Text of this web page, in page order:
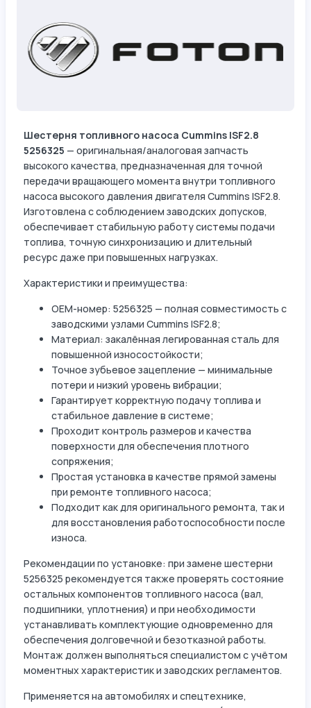
Шестерня топливного насоса Cummins ISF2.8
5256325 — оригинальная/аналоговая запчасть
высокого качества, предназначенная для точной
передачи вращающего момента внутри топливного
насоса высокого давления двигателя Cummins ISF2.8.
Изготовлена с соблюдением заводских допусков,
обеспечивает стабильную работу системы подачи
топлива, точную синхронизацию и длительный
ресурс даже при повышенных нагрузках.
Характеристики и преимущества:
OEM-номер: 5256325 — полная совместимость с
заводскими узлами Cummins ISF2.8;
Материал: закалённая легированная сталь для
повышенной износостойкости;
Точное зубьевое зацепление — минимальные
потери и низкий уровень вибрации;
Гарантирует корректную подачу топлива и
стабильное давление в системе;
Проходит контроль размеров и качества
поверхности для обеспечения плотного
сопряжения;
Простая установка в качестве прямой замены
при ремонте топливного насоса;
Подходит как для оригинального ремонта, так и
для восстановления работоспособности после
износа.
Рекомендации по установке: при замене шестерни
5256325 рекомендуется также проверять состояние
остальных компонентов топливного насоса (вал,
подшипники, уплотнения) и при необходимости
устанавливать комплектующие одновременно для
обеспечения долговечной и безотказной работы.
Монтаж должен выполняться специалистом с учётом
моментных характеристик и заводских регламентов.
Применяется на автомобилях и спецтехнике,